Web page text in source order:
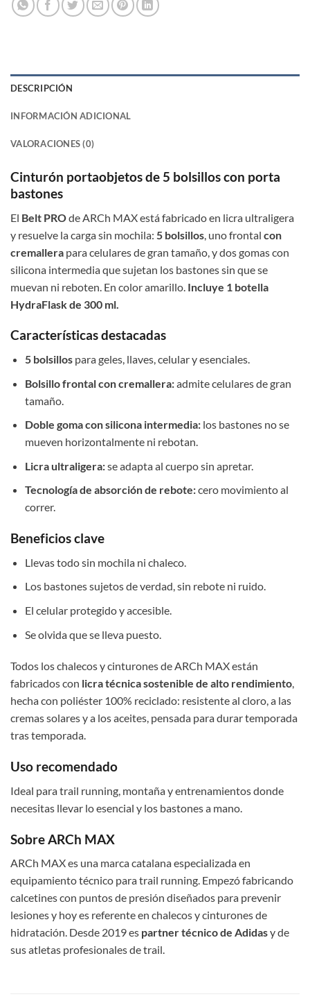
DESCRIPCIÓN
INFORMACIÓN ADICIONAL
VALORACIONES (0)
Cinturón portaobjetos de 5 bolsillos con porta
bastones
El Belt PROde ARCh MAX está fabricado en licra ultraligera
y resuelve la carga sin mochila: 5 bolsillos , uno frontal con
cremallera para celulares de gran tamaño, y dos gomas con
silicona intermedia que sujetan los bastones sin que se
muevan ni reboten. En color amarillo. Incluye 1 botella
HydraFlask de 300 ml.
Características destacadas
5 bolsillospara geles, llaves, celular y esenciales.
Bolsillo frontal con cremallera:admite celulares de gran
tamaño.
Doble goma con silicona intermedia:los bastones no se
mueven horizontalmente ni rebotan.
Licra ultraligera:se adapta al cuerpo sin apretar.
Tecnología de absorción de rebote:cero movimiento al
correr.
Beneficios clave
Llevas todo sin mochila ni chaleco.
Los bastones sujetos de verdad, sin rebote ni ruido.
El celular protegido y accesible.
Se olvida que se lleva puesto.
Todos los chalecos y cinturones de ARCh MAX están
fabricados con licra técnica sostenible de alto rendimiento,
hecha con poliéster 100% reciclado: resistente al cloro, a las
cremas solares y a los aceites, pensada para durar temporada
tras temporada.
Uso recomendado
Ideal para trail running, montaña y entrenamientos donde
necesitas llevar lo esencial y los bastones a mano.
Sobre ARCh MAX
ARCh MAX es una marca catalana especializada en
equipamiento técnico para trail running. Empezó fabricando
calcetines con puntos de presión diseñados para prevenir
lesiones y hoy es referente en chalecos y cinturones de
hidratación. Desde 2019 es partner técnico de Adidasy de
sus atletas profesionales de trail.